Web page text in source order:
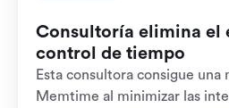
Consultoría elimina el
control de tiempo
Esta consultora consigue una
Memtime al minimizar las